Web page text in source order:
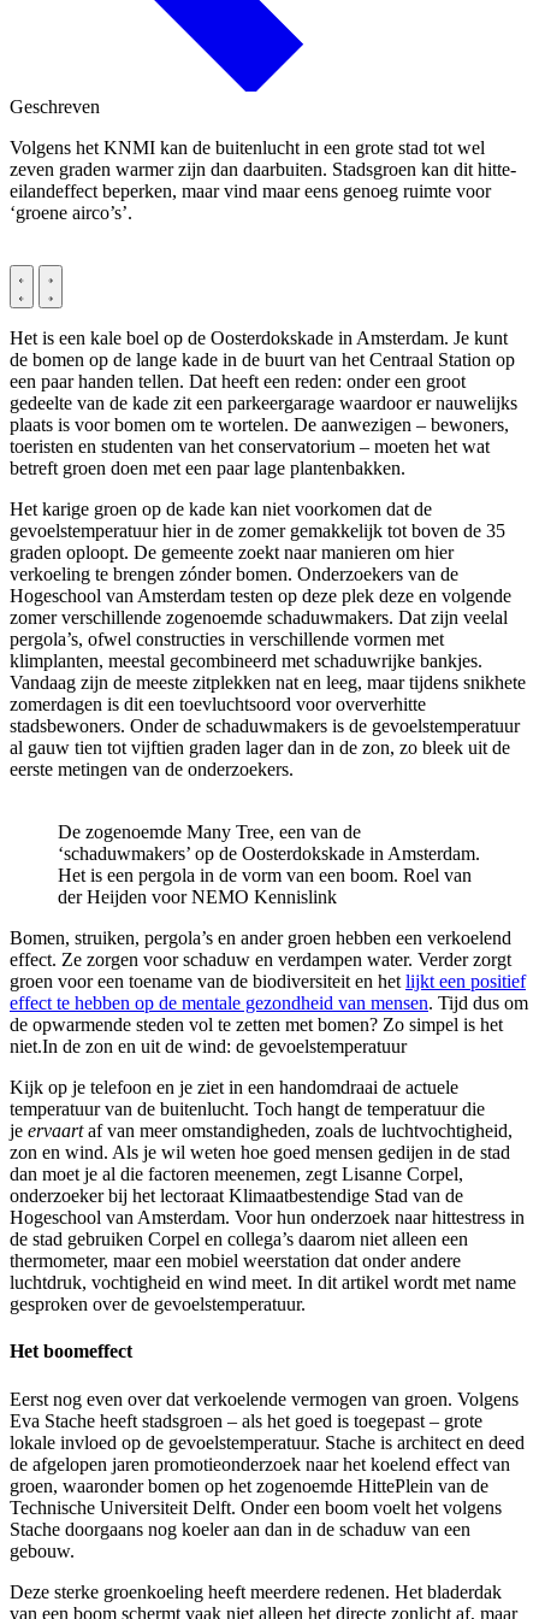
Geschreven
Volgens het KNMI kan de buitenlucht in een grote stad tot wel
zeven graden warmer zijn dan daarbuiten. Stadsgroen kan dit hitte-
eilandeffect beperken, maar vind maar eens genoeg ruimte voor
‘groene airco’s’.
Het is een kale boel op de Oosterdokskade in Amsterdam. Je kunt
de bomen op de lange kade in de buurt van het Centraal Station op
een paar handen tellen. Dat heeft een reden: onder een groot
gedeelte van de kade zit een parkeergarage waardoor er nauwelijks
plaats is voor bomen om te wortelen. De aanwezigen – bewoners,
toeristen en studenten van het conservatorium – moeten het wat
betreft groen doen met een paar lage plantenbakken.
Het karige groen op de kade kan niet voorkomen dat de
gevoelstemperatuur hier in de zomer gemakkelijk tot boven de 35
graden oploopt. De gemeente zoekt naar manieren om hier
verkoeling te brengen zónder bomen. Onderzoekers van de
Hogeschool van Amsterdam testen op deze plek deze en volgende
zomer verschillende zogenoemde schaduwmakers. Dat zijn veelal
pergola’s, ofwel constructies in verschillende vormen met
klimplanten, meestal gecombineerd met schaduwrijke bankjes.
Vandaag zijn de meeste zitplekken nat en leeg, maar tijdens snikhete
zomerdagen is dit een toevluchtsoord voor oververhitte
stadsbewoners. Onder de schaduwmakers is de gevoelstemperatuur
al gauw tien tot vijftien graden lager dan in de zon, zo bleek uit de
eerste metingen van de onderzoekers.
De zogenoemde Many Tree, een van de
‘schaduwmakers’ op de Oosterdokskade in Amsterdam.
Het is een pergola in de vorm van een boom. Roel van
der Heijden voor NEMO Kennislink
Bomen, struiken, pergola’s en ander groen hebben een verkoelend
effect. Ze zorgen voor schaduw en verdampen water. Verder zorgt
groen voor een toename van de biodiversiteit en het lijkt een positief
effect te hebben op de mentale gezondheid van mensen. Tijd dus om
de opwarmende steden vol te zetten met bomen? Zo simpel is het
niet.In de zon en uit de wind: de gevoelstemperatuur
Kijk op je telefoon en je ziet in een handomdraai de actuele
temperatuur van de buitenlucht. Toch hangt de temperatuur die
je ervaartaf van meer omstandigheden, zoals de luchtvochtigheid,
zon en wind. Als je wil weten hoe goed mensen gedijen in de stad
dan moet je al die factoren meenemen, zegt Lisanne Corpel,
onderzoeker bij het lectoraat Klimaatbestendige Stad van de
Hogeschool van Amsterdam. Voor hun onderzoek naar hittestress in
de stad gebruiken Corpel en collega’s daarom niet alleen een
thermometer, maar een mobiel weerstation dat onder andere
luchtdruk, vochtigheid en wind meet. In dit artikel wordt met name
gesproken over de gevoelstemperatuur.
Het boomeffect
Eerst nog even over dat verkoelende vermogen van groen. Volgens
Eva Stache heeft stadsgroen – als het goed is toegepast – grote
lokale invloed op de gevoelstemperatuur. Stache is architect en deed
de afgelopen jaren promotieonderzoek naar het koelend effect van
groen, waaronder bomen op het zogenoemde HittePlein van de
Technische Universiteit Delft. Onder een boom voelt het volgens
Stache doorgaans nog koeler aan dan in de schaduw van een
gebouw.
Deze sterke groenkoeling heeft meerdere redenen. Het bladerdak
van een boom schermt vaak niet alleen het directe zonlicht af, maar